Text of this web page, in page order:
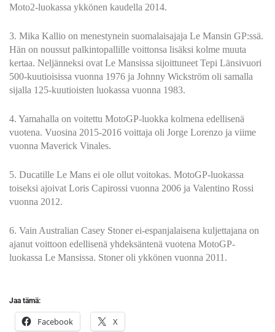
Moto2-luokassa ykkönen kaudella 2014.
3. Mika Kallio on menestynein suomalaisajaja Le Mansin GP:ssä.
Hän on noussut palkintopallille voittonsa lisäksi kolme muuta
kertaa. Neljänneksi ovat Le Mansissa sijoittuneet Tepi Länsivuori
500-kuutioisissa vuonna 1976 ja Johnny Wickström oli samalla
sijalla 125-kuutioisten luokassa vuonna 1983.
4. Yamahalla on voitettu MotoGP-luokka kolmena edellisenä
vuotena. Vuosina 2015-2016 voittaja oli Jorge Lorenzo ja viime
vuonna Maverick Vinales.
5. Ducatille Le Mans ei ole ollut voitokas. MotoGP-luokassa
toiseksi ajoivat Loris Capirossi vuonna 2006 ja Valentino Rossi
vuonna 2012.
6. Vain Australian Casey Stoner ei-espanjalaisena kuljettajana on
ajanut voittoon edellisenä yhdeksäntenä vuotena MotoGP-
luokassa Le Mansissa. Stoner oli ykkönen vuonna 2011.
Jaa tämä:
Facebook X